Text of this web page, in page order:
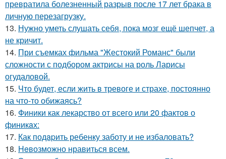
превратила болезненный разрыв после 17 лет брака в
личную перезагрузку.
13. Нужно уметь слушать себя, пока мозг ещё шепчет, а
не кричит.
14. При съемках фильма "Жестокий Романс" были
сложности с подбором актрисы на роль Ларисы
огудаловой.
15. Что будет, если жить в тревоге и страхе, постоянно
на что-то обижаясь?
16. Финики как лекарство от всего или 20 фактов о
финикaх:
17. Как подapить ребенку заботу и не избаловать?
18. Heвозможно нравиться всем.